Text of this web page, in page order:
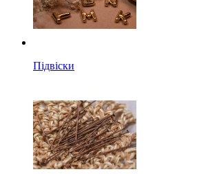
Підвіски